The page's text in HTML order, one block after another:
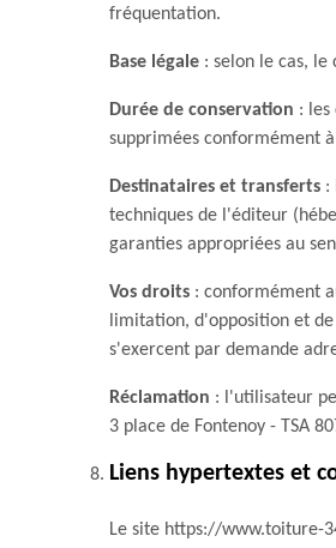
fréquentation.
Base légale : selon le cas,
Durée de conservation : les
supprimées conformément
Destinataires et transferts :
techniques de l'éditeur
garanties appropriées au
Vos droits : conformément
limitation, d'opposition et
s'exercent par demande
Réclamation : l'utilisateur
3 place de Fontenoy - TSA
Liens hypertextes et
Le site https://www.toiture-